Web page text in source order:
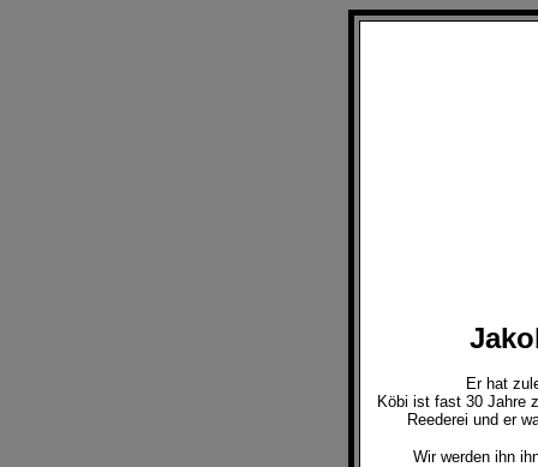
Er hat
Köbi ist fast 30 Jahre
Reederei und er
Wir werden ihn